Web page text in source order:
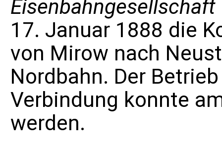
Eisenbahngesellschaft
17. Januar 1888 die
von Mirow nach
Nordbahn. Der
Verbindung konnte
werden.